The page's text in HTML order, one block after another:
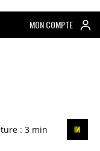
MON COMPTE
: 3 min